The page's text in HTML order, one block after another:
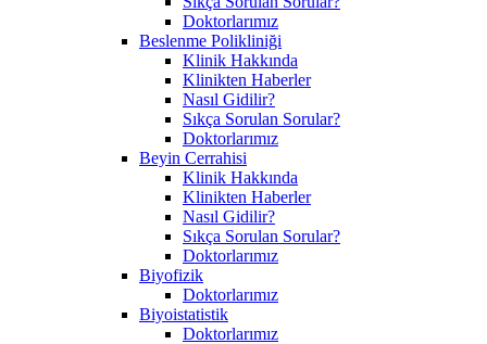
Doktorlarımız
Beslenme Polikliniği
Klinik Hakkında
Klinikten Haberler
Nasıl Gidilir?
Sıkça Sorulan Sorular?
Doktorlarımız
Beyin Cerrahisi
Klinik Hakkında
Klinikten Haberler
Nasıl Gidilir?
Sıkça Sorulan Sorular?
Doktorlarımız
Biyofizik
Doktorlarımız
Biyoistatistik
Doktorlarımız